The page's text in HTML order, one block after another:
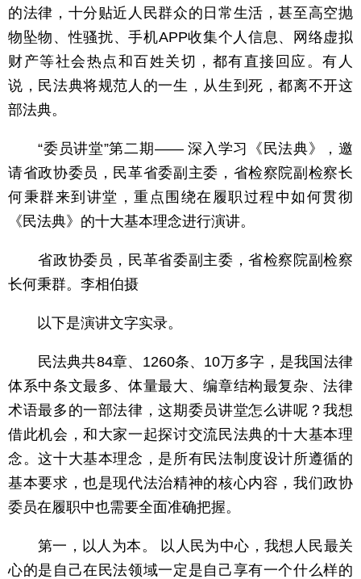
的法律，十分贴近人民群众的日常生活，甚至高空抛
物坠物、性骚扰、手机APP收集个人信息、网络虚拟
财产等社会热点和百姓关切，都有直接回应。有人
说，民法典将规范人的一生，从生到死，都离不开这
部法典。
“委员讲堂”第二期—— 深入学习《民法典》，邀
请省政协委员，民革省委副主委，省检察院副检察长
何秉群来到讲堂，重点围绕在履职过程中如何贯彻
《民法典》的十大基本理念进行演讲。
省政协委员，民革省委副主委，省检察院副检察
长何秉群。李相伯摄
以下是演讲文字实录。
民法典共84章、1260条、10万多字，是我国法律
体系中条文最多、体量最大、编章结构最复杂、法律
术语最多的一部法律，这期委员讲堂怎么讲呢？我想
借此机会，和大家一起探讨交流民法典的十大基本理
念。这十大基本理念，是所有民法制度设计所遵循的
基本要求，也是现代法治精神的核心内容，我们政协
委员在履职中也需要全面准确把握。
第一，以人为本。 以人民为中心，我想人民最关
心的是自己在民法领域一定是自己享有一个什么样的